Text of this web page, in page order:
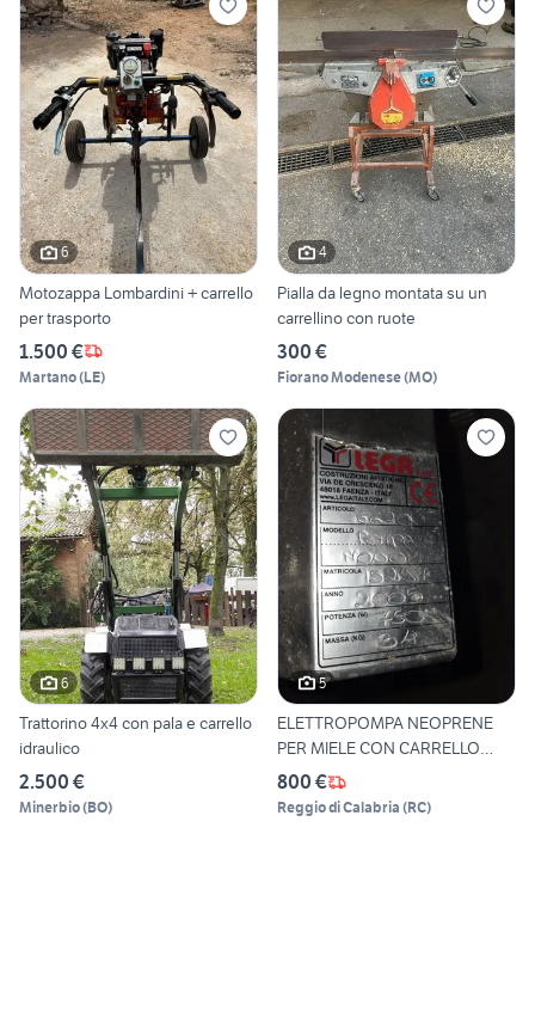
6
Motozappa Lombardini + carrello
per trasporto
1.500 €
Martano(LE)
4
Pialla da legno montata su un
carrellino con ruote
300 €
Fiorano Modenese(MO)
6
Trattorino 4x4 con pala e carrello
idraulico
2.500 €
Minerbio(BO)
5
ELETTROPOMPA NEOPRENE
PER MIELE CON CARRELLO
VERNI
800 €
Reggio di Calabria (RC)